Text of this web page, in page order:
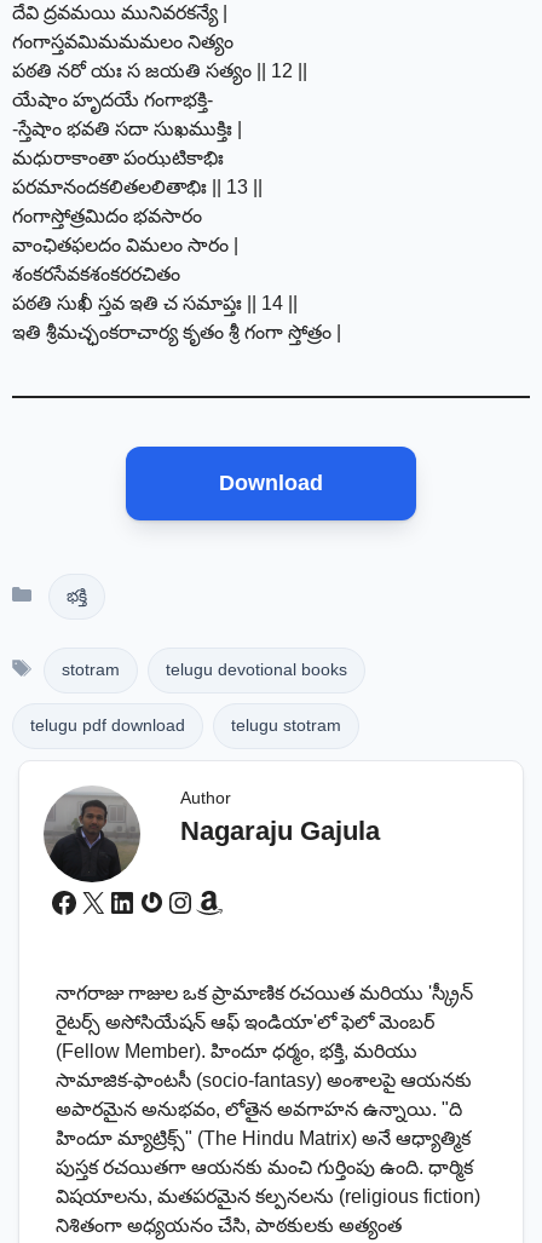
దేవి ద్రవమయి మునివరకన్యే |
గంగాస్తవమిమమమలం నిత్యం
పఠతి నరో యః స జయతి సత్యం || 12 ||
యేషాం హృదయే గంగాభక్తి-
-స్తేషాం భవతి సదా సుఖముక్తిః |
మధురాకాంతా పంఝటికాభిః
పరమానందకలితలలితాభిః || 13 ||
గంగాస్తోత్రమిదం భవసారం
వాంఛితఫలదం విమలం సారం |
శంకరసేవకశంకరరచితం
పఠతి సుఖీ స్తవ ఇతి చ సమాప్తః || 14 ||
ఇతి శ్రీమచ్ఛంకరాచార్య కృతం శ్రీ గంగా స్తోత్రం |
Download
Categories
భక్తి
Tagsstotram telugu devotional books
telugu pdf download telugu stotram
Author
Nagaraju Gajula
Facebook
X LinkedIn
Gravatar
Instagram
Amazon
నాగరాజు గాజుల ఒక ప్రామాణిక రచయిత మరియు 'స్క్రీన్
రైటర్స్ అసోసియేషన్ ఆఫ్ ఇండియా'లో ఫెలో మెంబర్
(Fellow Member). హిందూ ధర్మం, భక్తి, మరియు
సామాజిక-ఫాంటసీ (socio-fantasy) అంశాలపై ఆయనకు
అపారమైన అనుభవం, లోతైన అవగాహన ఉన్నాయి. "ది
హిందూ మ్యాట్రిక్స్" (The Hindu Matrix) అనే ఆధ్యాత్మిక
పుస్తక రచయితగా ఆయనకు మంచి గుర్తింపు ఉంది. ధార్మిక
విషయాలను, మతపరమైన కల్పనలను (religious fiction)
నిశితంగా అధ్యయనం చేసి, పాఠకులకు అత్యంత